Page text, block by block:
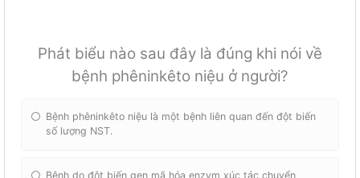
Phát biểu nào sau đây là đúng khi nói về
bệnh phêninkêto niệu ở người?
Bệnh phêninkêto niệu là một bệnh liên quan đến đột biến
số lượng NST.
Bệnh do đột biến gen mã hóa enzym xúc tác chuyển